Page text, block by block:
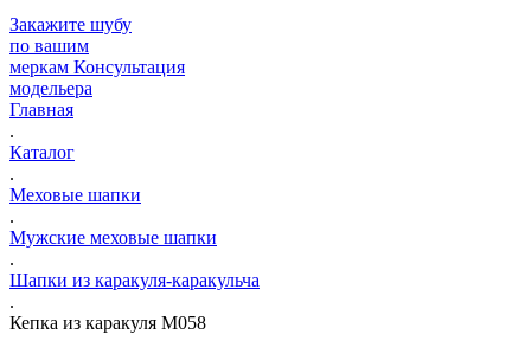
Закажите шубу
по вашим
меркам Консультация
модельера
Главная
.
Каталог
.
Меховые шапки
.
Мужские меховые шапки
.
Шапки из каракуля-каракульча
.
Кепка из каракуля M058